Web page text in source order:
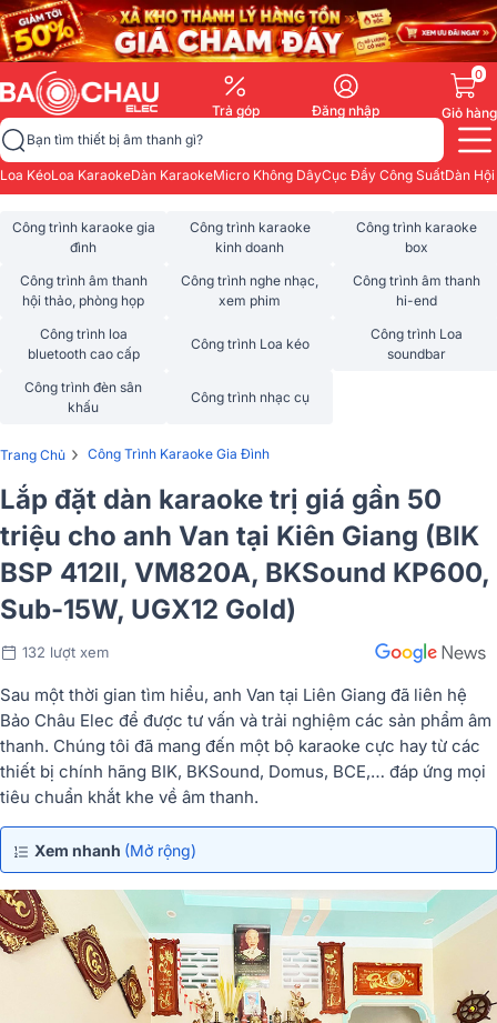
Trả góp Đăng nhập
0
Giỏ hàng
Bạn tìm thiết bị âm thanh gì?
Loa KéoLoa KaraokeDàn KaraokeMicro Không DâyCục Đẩy Công SuấtDàn
Công trình karaoke gia
đình
Công trình karaoke
kinh doanh
Công trình karaoke
box
Công trình âm thanh
hội thảo, phòng họp
Công trình nghe nhạc,
xem phim
Công trình âm thanh
hi-end
Công trình loa
bluetooth cao cấp
Công trình Loa kéo
Công trình Loa
soundbar
Công trình đèn sân
khấu
Công trình nhạc cụ
Trang Chủ › Công Trình Karaoke Gia Đình
Lắp đặt dàn karaoke trị giá gần 50
triệu cho anh Van tại Kiên Giang (BIK
BSP 412II, VM820A, BKSound KP600,
Sub-15W, UGX12 Gold)
132 lượt xem
Sau một thời gian tìm hiểu, anh Van tại Liên Giang đã liên hệ
Bảo Châu Elec để được tư vấn và trải nghiệm các sản phẩm âm
thanh. Chúng tôi đã mang đến một bộ karaoke cực hay từ các
thiết bị chính hãng BIK, BKSound, Domus, BCE,… đáp ứng mọi
tiêu chuẩn khắt khe về âm thanh.
Xem nhanh (Mở rộng)